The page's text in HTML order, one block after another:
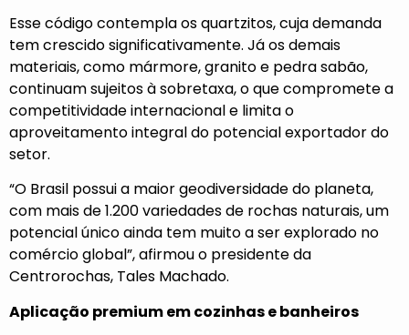
Esse código contempla os quartzitos, cuja demanda
tem crescido significativamente. Já os demais
materiais, como mármore, granito e pedra sabão,
continuam sujeitos à sobretaxa, o que compromete a
competitividade internacional e limita o
aproveitamento integral do potencial exportador do
setor.
“O Brasil possui a maior geodiversidade do planeta,
com mais de 1.200 variedades de rochas naturais, um
potencial único ainda tem muito a ser explorado no
comércio global”, afirmou o presidente da
Centrorochas, Tales Machado.
Aplicação premium em cozinhas e banheiros